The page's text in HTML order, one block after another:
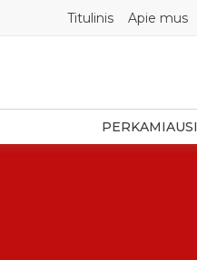
Titulinis Apie mus
PERKAMIAUSI